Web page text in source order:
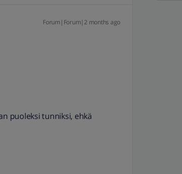
Forum|Forum|2 months ago
puoleksi tunniksi, ehkä